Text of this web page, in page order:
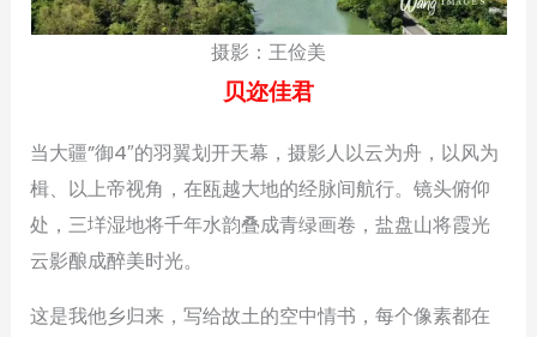
摄影：王俭美
贝迩佳君
当大疆”御4″的羽翼划开天幕，摄影人以云为舟，以风为
楫、以上帝视角，在瓯越大地的经脉间航行。镜头俯仰
处，三垟湿地将千年水韵叠成青绿画卷，盐盘山将霞光
云影酿成醉美时光。
这是我他乡归来，写给故土的空中情书，每个像素都在